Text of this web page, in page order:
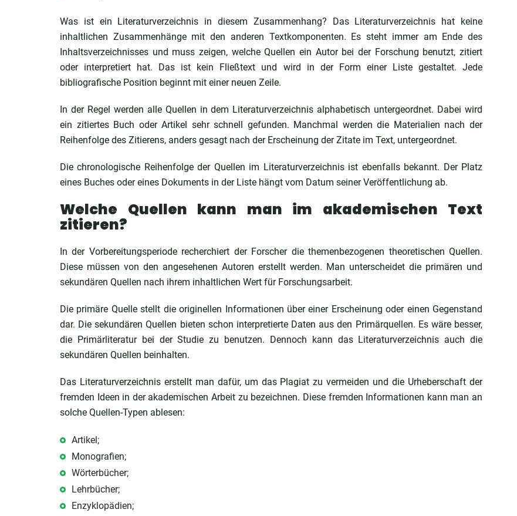
Was ist ein Literaturverzeichnis in diesem Zusammenhang? Das Literaturverzeichnis hat keine
inhaltlichen Zusammenhänge mit den anderen Textkomponenten. Es steht immer am Ende des
Inhaltsverzeichnisses und muss zeigen, welche Quellen ein Autor bei der Forschung benutzt, zitiert
oder interpretiert hat. Das ist kein Fließtext und wird in der Form einer Liste gestaltet. Jede
bibliografische Position beginnt mit einer neuen Zeile.
In der Regel werden alle Quellen in dem Literaturverzeichnis alphabetisch untergeordnet. Dabei wird
ein zitiertes Buch oder Artikel sehr schnell gefunden. Manchmal werden die Materialien nach der
Reihenfolge des Zitierens, anders gesagt nach der Erscheinung der Zitate im Text, untergeordnet.
Die chronologische Reihenfolge der Quellen im Literaturverzeichnis ist ebenfalls bekannt. Der Platz
eines Buches oder eines Dokuments in der Liste hängt vom Datum seiner Veröffentlichung ab.
Welche Quellen kann man im akademischen Text
zitieren?
In der Vorbereitungsperiode recherchiert der Forscher die themenbezogenen theoretischen Quellen.
Diese müssen von den angesehenen Autoren erstellt werden. Man unterscheidet die primären und
sekundären Quellen nach ihrem inhaltlichen Wert für Forschungsarbeit.
Die primäre Quelle stellt die originellen Informationen über einer Erscheinung oder einen Gegenstand
dar. Die sekundären Quellen bieten schon interpretierte Daten aus den Primärquellen. Es wäre besser,
die Primärliteratur bei der Studie zu benutzen. Dennoch kann das Literaturverzeichnis auch die
sekundären Quellen beinhalten.
Das Literaturverzeichnis erstellt man dafür, um das Plagiat zu vermeiden und die Urheberschaft der
fremden Ideen in der akademischen Arbeit zu bezeichnen. Diese fremden Informationen kann man an
solche Quellen-Typen ablesen:
Artikel;
Monografien;
Wörterbücher;
Lehrbücher;
Enzyklopädien;